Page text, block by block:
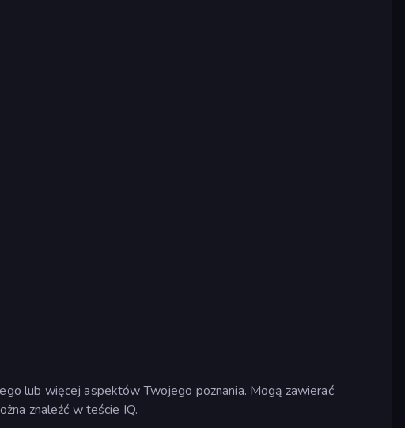
lub więcej aspektów Twojego poznania. Mogą zawierać
znaleźć w teście IQ.